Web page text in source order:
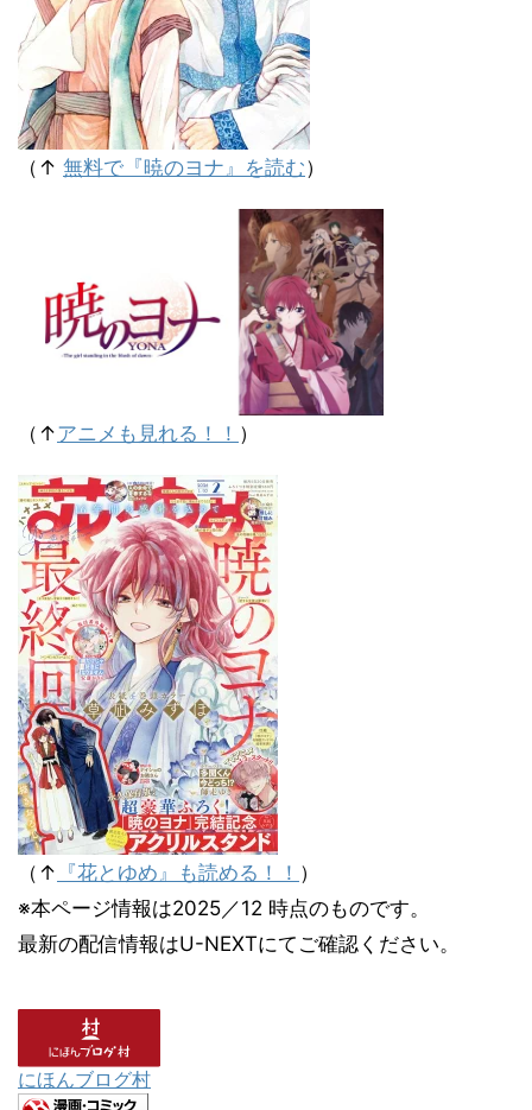
（↑ 無料で『暁のヨナ』を読む）
（↑アニメも見れる！！ ）
（↑ 『花とゆめ』も読める！！ ）
※本ページ情報は2025／12 時点のものです。
最新の配信情報はU-NEXTにてご確認ください。
にほんブログ村